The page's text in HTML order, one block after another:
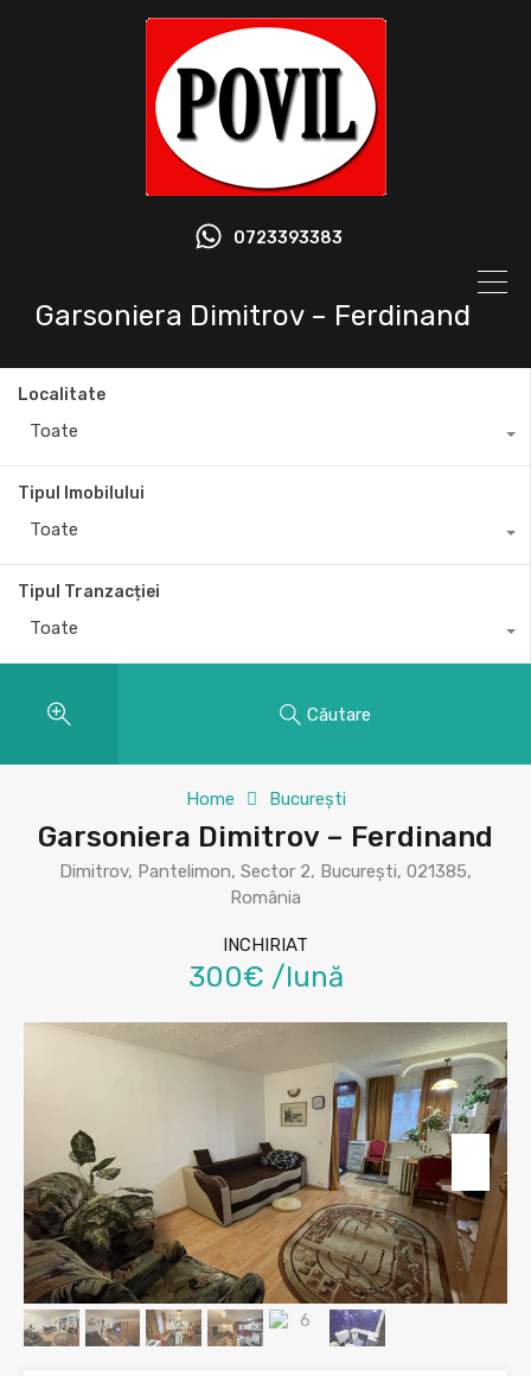
0723393383
Garsoniera Dimitrov – Ferdinand
Localitate
Toate
Tipul Imobilului
Toate
Tipul Tranzacției
Toate
Căutare
Home București
Garsoniera Dimitrov – Ferdinand
Dimitrov, Pantelimon, Sector 2, București, 021385,
România
INCHIRIAT
300€ /lună